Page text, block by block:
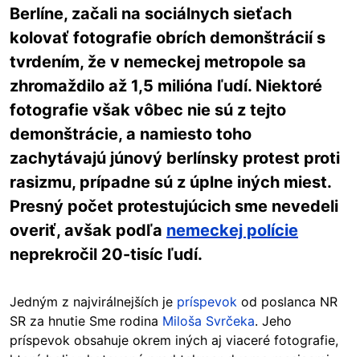
Berlíne, začali na sociálnych sieťach
kolovať fotografie obrích demonštrácií s
tvrdením, že v nemeckej metropole sa
zhromaždilo až 1,5 milióna ľudí. Niektoré
fotografie však vôbec nie sú z tejto
demonštrácie, a namiesto toho
zachytávajú júnový berlínsky protest proti
rasizmu, prípadne sú z úplne iných miest.
Presný počet protestujúcich sme nevedeli
overiť, avšak podľa nemeckej polície
neprekročil 20-tisíc ľudí.
Jedným z najvirálnejších je príspevok od poslanca NR
SR za hnutie Sme rodina Miloša Svrčeka. Jeho
príspevok obsahuje okrem iných aj viaceré fotografie,